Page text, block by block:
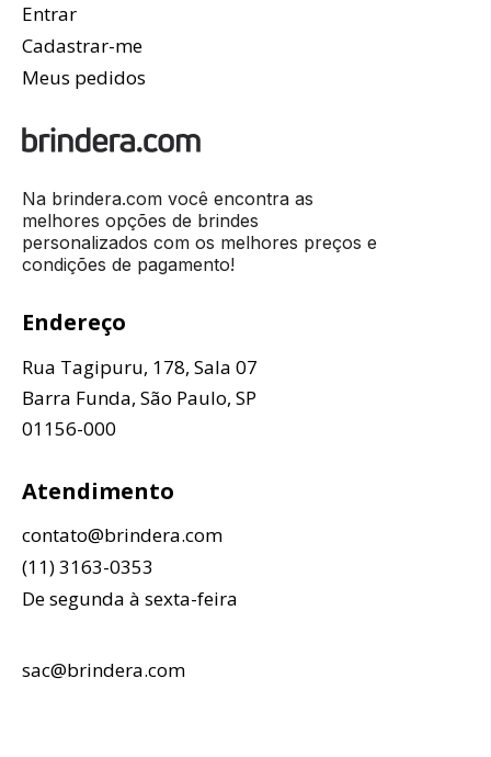
Entrar
Cadastrar-me
Meus pedidos
Na brindera.com você encontra as
melhores opções de brindes
personalizados com os melhores preços e
condições de pagamento!
Endereço
Rua Tagipuru, 178, Sala 07
Barra Funda, São Paulo, SP
01156-000
Atendimento
contato@brindera.com
(11) 3163-0353
De segunda à sexta-feira
sac@brindera.com